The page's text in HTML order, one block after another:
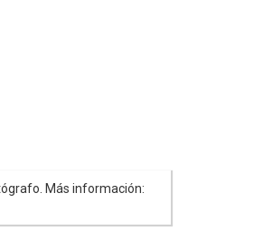
Más información: